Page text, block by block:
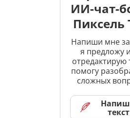
ИИ-чат-
Пиксель
Напиши мне
я предложу
отредактирую
помогу
сложных
текст